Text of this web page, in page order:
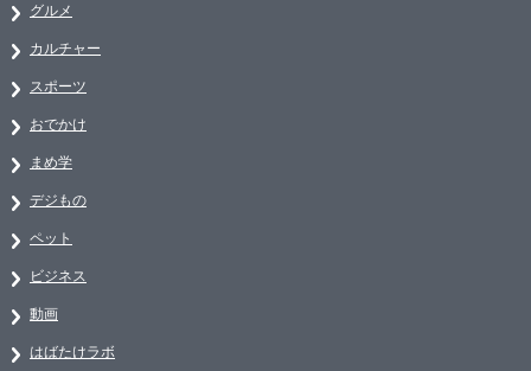
グルメ
カルチャー
スポーツ
おでかけ
まめ学
デジもの
ペット
ビジネス
動画
はばたけラボ